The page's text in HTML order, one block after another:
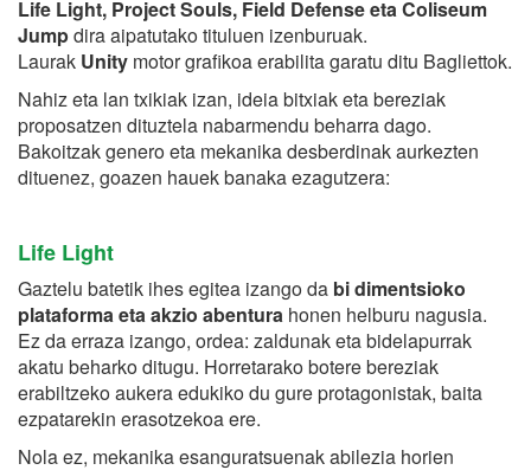
Life Light, Project Souls, Field Defense eta Coliseum
Jumpdira aipatutako tituluen izenburuak.
Laurak Unity motor grafikoa erabilita garatu ditu Bagliettok.
Nahiz eta lan txikiak izan, ideia bitxiak eta bereziak
proposatzen dituztela nabarmendu beharra dago.
Bakoitzak genero eta mekanika desberdinak aurkezten
dituenez, goazen hauek banaka ezagutzera:
Life Light
Gaztelu batetik ihes egitea izango da bi dimentsioko
plataforma eta akzio abentura honen helburu nagusia.
Ez da erraza izango, ordea: zaldunak eta bidelapurrak
akatu beharko ditugu. Horretarako botere bereziak
erabiltzeko aukera edukiko du gure protagonistak, baita
ezpatarekin erasotzekoa ere.
Nola ez, mekanika esanguratsuenak abilezia horien